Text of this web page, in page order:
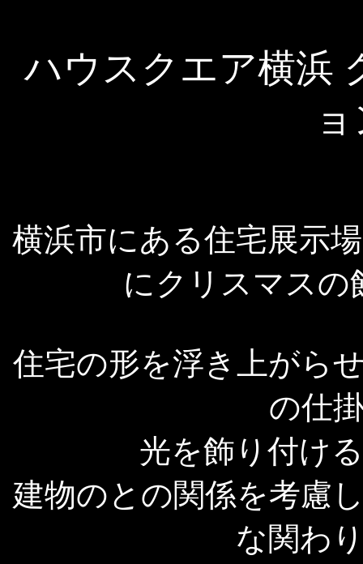
ハウスクエア横浜
横浜市にある住宅展示
にクリスマスの
住宅の形を浮き上がら
の仕
光を飾り付け
建物のとの関係を考慮
な関わ